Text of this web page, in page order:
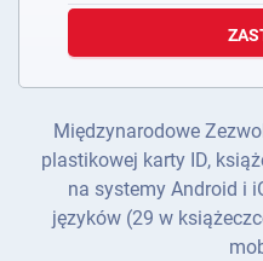
Międzynarodowe
plastikowej karty ID,
na systemy Android i
języków (29 w